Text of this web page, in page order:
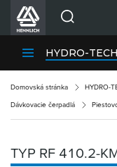
Divízie HENNLICH
Kariéra
HYDRO-TECH
Domovská stránka HYDRO-
Dávkovacie čerpadlá
TYP RF 410.2-